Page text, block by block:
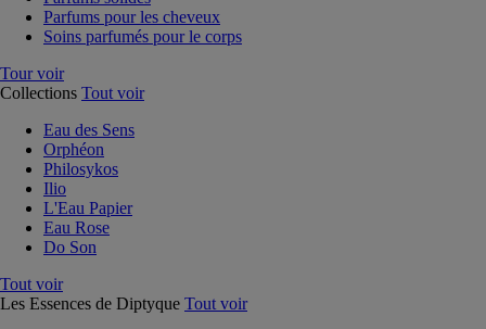
Parfums pour les cheveux
Soins parfumés pour le corps
Tour voir
Collections Tout voir
Eau des Sens
Orphéon
Philosykos
Ilio
L'Eau Papier
Eau Rose
Do Son
Tout voir
Les Essences de Diptyque Tout voir